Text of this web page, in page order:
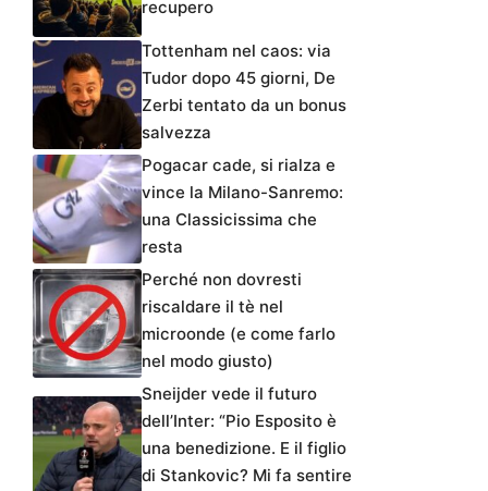
recupero
Tottenham nel caos: via
Tudor dopo 45 giorni, De
Zerbi tentato da un bonus
salvezza
Pogacar cade, si rialza e
vince la Milano-Sanremo:
una Classicissima che
resta
Perché non dovresti
riscaldare il tè nel
microonde (e come farlo
nel modo giusto)
Sneijder vede il futuro
dell’Inter: “Pio Esposito è
una benedizione. E il figlio
di Stankovic? Mi fa sentire